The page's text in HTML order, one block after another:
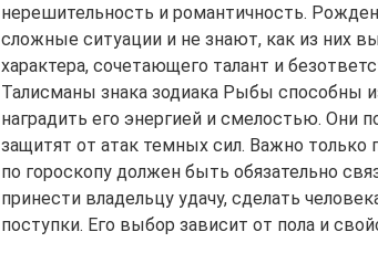
нерешительность и романтичность.
сложные ситуации и не знают, как из них
характера, сочетающего талант и
Талисманы знака зодиака Рыбы способны
наградить его энергией и смелостью. Они
защитят от атак темных сил. Важно
по гороскопу должен быть обязательно
принести владельцу удачу, сделать
поступки. Его выбор зависит от пола и